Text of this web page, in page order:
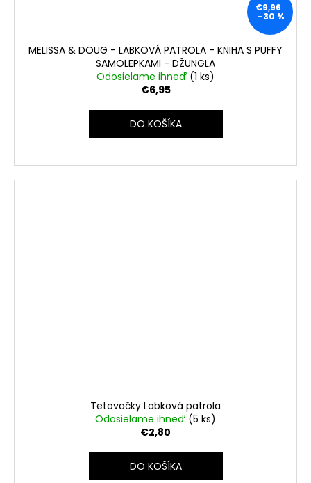
€9,96
–30 %
MELISSA & DOUG - LABKOVÁ PATROLA - KNIHA S PUFFY
SAMOLEPKAMI - DŽUNGLA
Odosielame ihneď (1 ks)
€6,95
DO KOŠÍKA
Tetovačky Labková patrola
Odosielame ihneď (5 ks)
€2,80
DO KOŠÍKA